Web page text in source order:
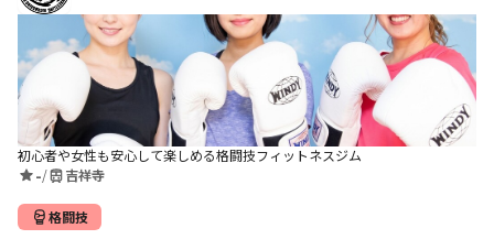
初心者や女性も安心して楽しめる格闘技フィットネスジム
-/ 吉祥寺
格闘技